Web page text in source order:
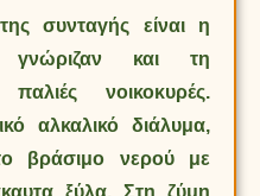
συνταγής είναι η
και τη
νοικοκυρές.
αλκαλικό διάλυμα,
βράσιμο νερού με
ξύλα. Στη ζύμη